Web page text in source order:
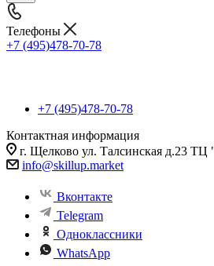
Телефоны
+7 (495)478-70-78
+7 (495)478-70-78
Контактная информация
г. Щелково ул. Талсинская д.23
info@skillup.market
Вконтакте
Telegram
Одноклассники
WhatsApp